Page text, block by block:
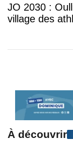
JO 2030 :
village des
À découvrir